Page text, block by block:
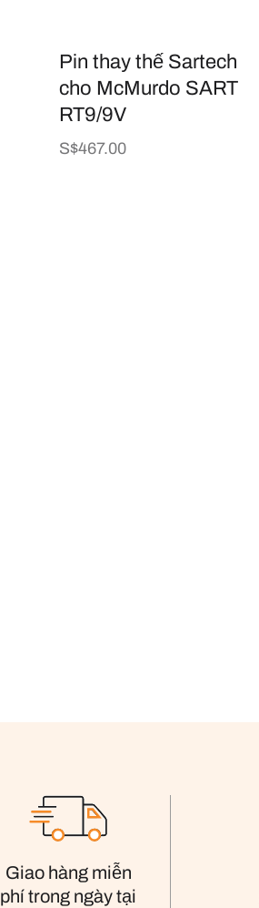
Pin thay thế Sartech
cho McMurdo SART
RT9/9V
Giá
S$467.00
Giao hàng miễn
phí trong ngày tại